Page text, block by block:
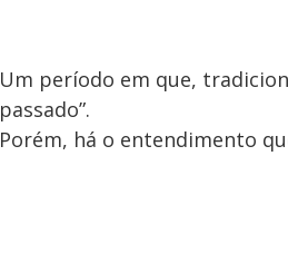
Um período em que,
passado”.
Porém, há o entendimento